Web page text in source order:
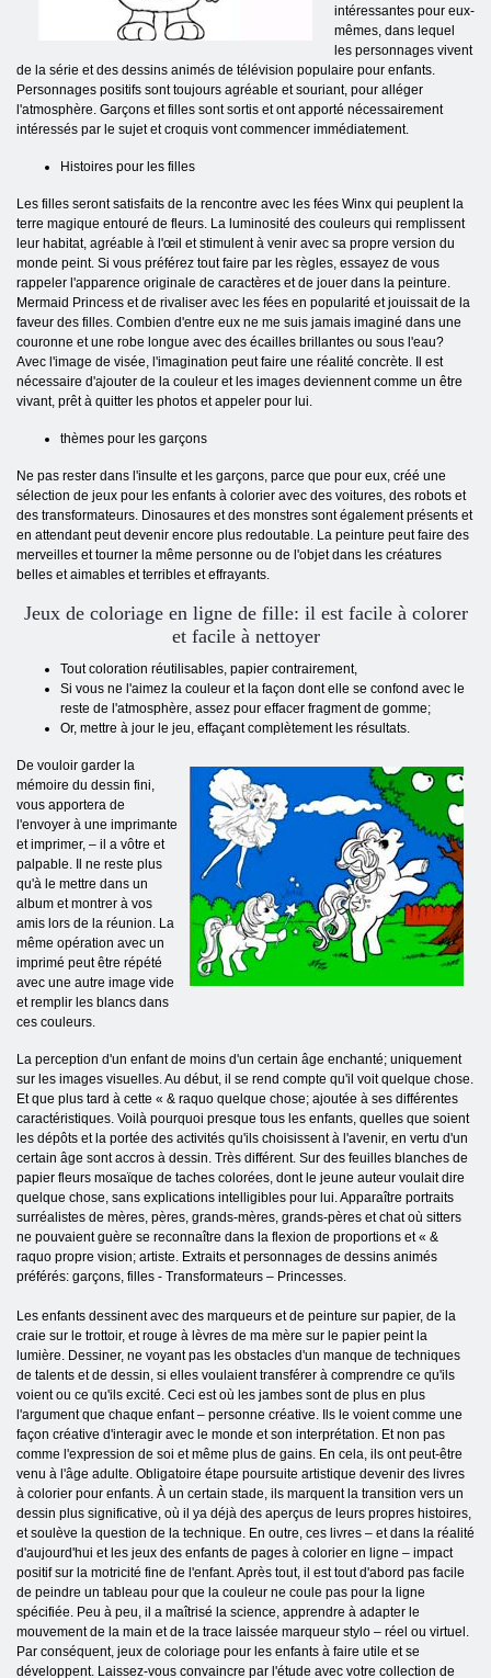
intéressantes pour eux-
mêmes, dans lequel
les personnages vivent
de la série et des dessins animés de télévision populaire pour enfants.
Personnages positifs sont toujours agréable et souriant, pour alléger
l'atmosphère. Garçons et filles sont sortis et ont apporté nécessairement
intéressés par le sujet et croquis vont commencer immédiatement.
Histoires pour les filles
Les filles seront satisfaits de la rencontre avec les fées Winx qui peuplent la
terre magique entouré de fleurs. La luminosité des couleurs qui remplissent
leur habitat, agréable à l'œil et stimulent à venir avec sa propre version du
monde peint. Si vous préférez tout faire par les règles, essayez de vous
rappeler l'apparence originale de caractères et de jouer dans la peinture.
Mermaid Princess et de rivaliser avec les fées en popularité et jouissait de la
faveur des filles. Combien d'entre eux ne me suis jamais imaginé dans une
couronne et une robe longue avec des écailles brillantes ou sous l'eau?
Avec l'image de visée, l'imagination peut faire une réalité concrète. Il est
nécessaire d'ajouter de la couleur et les images deviennent comme un être
vivant, prêt à quitter les photos et appeler pour lui.
thèmes pour les garçons
Ne pas rester dans l'insulte et les garçons, parce que pour eux, créé une
sélection de jeux pour les enfants à colorier avec des voitures, des robots et
des transformateurs. Dinosaures et des monstres sont également présents et
en attendant peut devenir encore plus redoutable. La peinture peut faire des
merveilles et tourner la même personne ou de l'objet dans les créatures
belles et aimables et terribles et effrayants.
Jeux de coloriage en ligne de fille: il est facile à colorer
et facile à nettoyer
Tout coloration réutilisables, papier contrairement,
Si vous ne l'aimez la couleur et la façon dont elle se confond avec le
reste de l'atmosphère, assez pour effacer fragment de gomme;
Or, mettre à jour le jeu, effaçant complètement les résultats.
De vouloir garder la
mémoire du dessin fini,
vous apportera de
l'envoyer à une imprimante
et imprimer, – il a vôtre et
palpable. Il ne reste plus
qu'à le mettre dans un
album et montrer à vos
amis lors de la réunion. La
même opération avec un
imprimé peut être répété
avec une autre image vide
et remplir les blancs dans
ces couleurs.
La perception d'un enfant de moins d'un certain âge enchanté; uniquement
sur les images visuelles. Au début, il se rend compte qu'il voit quelque chose.
Et que plus tard à cette « & raquo quelque chose; ajoutée à ses différentes
caractéristiques. Voilà pourquoi presque tous les enfants, quelles que soient
les dépôts et la portée des activités qu'ils choisissent à l'avenir, en vertu d'un
certain âge sont accros à dessin. Très différent. Sur des feuilles blanches de
papier fleurs mosaïque de taches colorées, dont le jeune auteur voulait dire
quelque chose, sans explications intelligibles pour lui. Apparaître portraits
surréalistes de mères, pères, grands-mères, grands-pères et chat où sitters
ne pouvaient guère se reconnaître dans la flexion de proportions et « &
raquo propre vision; artiste. Extraits et personnages de dessins animés
préférés: garçons, filles - Transformateurs – Princesses.
Les enfants dessinent avec des marqueurs et de peinture sur papier, de la
craie sur le trottoir, et rouge à lèvres de ma mère sur le papier peint la
lumière. Dessiner, ne voyant pas les obstacles d'un manque de techniques
de talents et de dessin, si elles voulaient transférer à comprendre ce qu'ils
voient ou ce qu'ils excité. Ceci est où les jambes sont de plus en plus
l'argument que chaque enfant – personne créative. Ils le voient comme une
façon créative d'interagir avec le monde et son interprétation. Et non pas
comme l'expression de soi et même plus de gains. En cela, ils ont peut-être
venu à l'âge adulte. Obligatoire étape poursuite artistique devenir des livres
à colorier pour enfants. À un certain stade, ils marquent la transition vers un
dessin plus significative, où il ya déjà des aperçus de leurs propres histoires,
et soulève la question de la technique. En outre, ces livres – et dans la réalité
d'aujourd'hui et les jeux des enfants de pages à colorier en ligne – impact
positif sur la motricité fine de l'enfant. Après tout, il est tout d'abord pas facile
de peindre un tableau pour que la couleur ne coule pas pour la ligne
spécifiée. Peu à peu, il a maîtrisé la science, apprendre à adapter le
mouvement de la main et de la trace laissée marqueur stylo – réel ou virtuel.
Par conséquent, jeux de coloriage pour les enfants à faire utile et se
développent. Laissez-vous convaincre par l'étude avec votre collection de